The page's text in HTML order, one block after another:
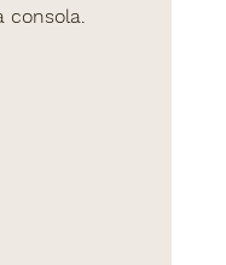
consola.